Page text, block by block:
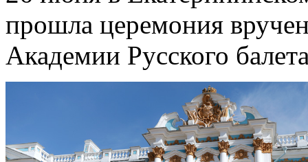
прошла церемония
Академии Русского